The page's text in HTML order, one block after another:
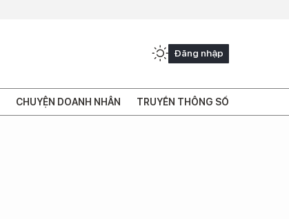
Đăng nhập
CHUYỆN DOANH NHÂN TRUYỀN THÔNG SỐ